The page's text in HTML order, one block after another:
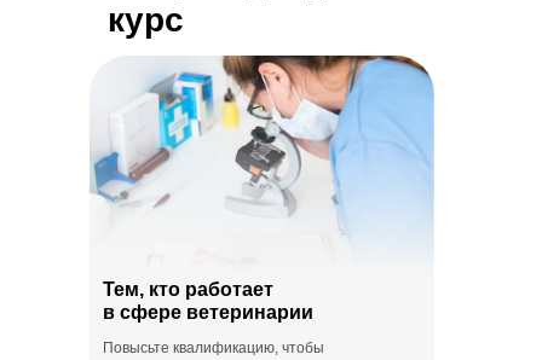
курс
Повысьте квалификацию, чтобы
Тем, кто работает
в сфере ветеринарии